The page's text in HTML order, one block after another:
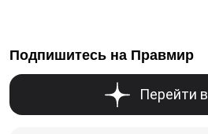
Подпишитесь на Правмир
Перейти в